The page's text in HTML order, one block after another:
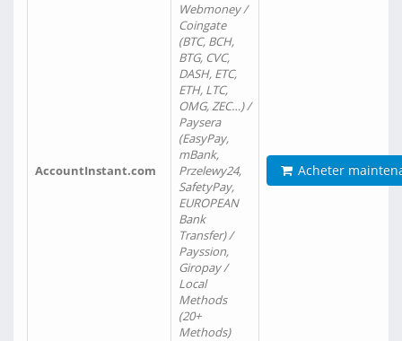
AccountInstant.com
Webmoney /
Coingate
(BTC, BCH,
BTG, CVC,
DASH, ETC,
ETH, LTC,
OMG, ZEC…) /
Paysera
(EasyPay,
mBank,
Przelewy24,
SafetyPay,
EUROPEAN
Bank
Transfer) /
Payssion,
Giropay /
Local
Methods
(20+
Methods)
Acheter